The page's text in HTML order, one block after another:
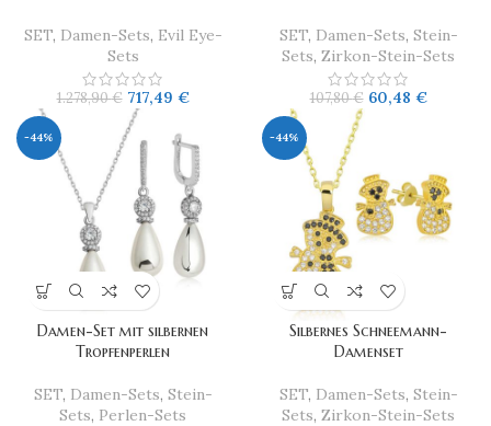
SET, Damen-Sets, Evil Eye-
Sets
1.278,90€ 717,49 €
SET, Damen-Sets, Stein-
Sets, Zirkon-Stein-Sets
107,80€ 60,48 €
-44%
Damen-Set mit silbernen
Tropfenperlen
SET, Damen-Sets, Stein-
Sets, Perlen-Sets
-44%
Silbernes Schneemann-
Damenset
SET, Damen-Sets, Stein-
Sets, Zirkon-Stein-Sets